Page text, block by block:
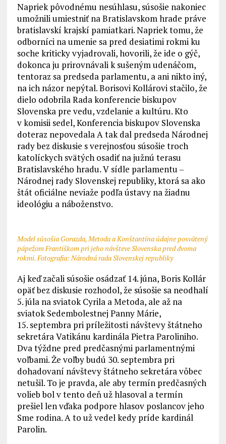
Napriek pôvodnému nesúhlasu, súsošie nakoniec
umožnili umiestniť na Bratislavskom hrade práve
bratislavskí krajskí pamiatkari. Napriek tomu, že
odborníci na umenie sa pred desiatimi rokmi ku
soche kriticky vyjadrovali, hovorili, že ide o gýč,
dokonca ju prirovnávali k sušeným udenáčom,
tentoraz sa predseda parlamentu, a ani nikto iný,
na ich názor nepýtal. Borisovi Kollárovi stačilo, že
dielo odobrila Rada konferencie biskupov
Slovenska pre vedu, vzdelanie a kultúru. Kto
v komisii sedel, Konferencia biskupov Slovenska
doteraz nepovedala A tak dal predseda Národnej
rady bez diskusie s verejnosťou súsošie troch
katolíckych svätých osadiť na južnú terasu
Bratislavského hradu. V sídle parlamentu –
Národnej rady Slovenskej republiky, ktorá sa ako
štát oficiálne neviaže podľa ústavy na žiadnu
ideológiu a náboženstvo.
Model súsošia Gorazda, Metoda a Konštantína údajne posvätený
pápežom Františkom pri jeho návšteve Slovenska pred dvoma
rokmi. Fotografia: Národná rada Slovenskej republiky
Aj keď začali súsošie osádzať 14. júna, Boris Kollár
opäť bez diskusie rozhodol, že súsošie sa neodhalí
5. júla na sviatok Cyrila a Metoda, ale až na
sviatok Sedembolestnej Panny Márie,
15. septembra pri príležitosti návštevy štátneho
sekretára Vatikánu kardinála Pietra Paroliniho.
Dva týždne pred predčasnými parlamentnými
voľbami. Že voľby budú 30. septembra pri
dohadovaní návštevy štátneho sekretára vôbec
netušil. To je pravda, ale aby termín predčasných
volieb bol v tento deň už hlasoval a termín
prešiel len vďaka podpore hlasov poslancov jeho
Sme rodina. A to už vedel kedy príde kardinál
Parolin.